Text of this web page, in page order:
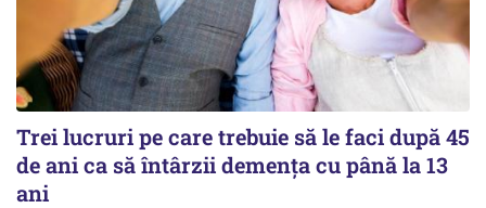
Trei lucruri pe care trebuie să le faci după 45
de ani ca să întârzii demența cu până la 13
ani